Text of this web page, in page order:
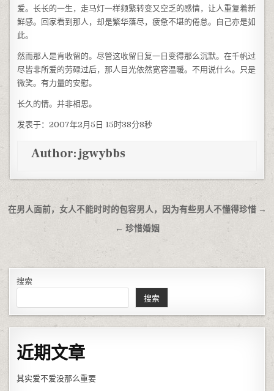
爱。长长的一生，走马灯一样频繁转变又空乏的感情，让人重复着新
鲜感。回家看到那人，却是繁华落尽，疲惫不堪的倦怠。自己亦是如
此。
然而那人是肯收留的。尽管这收留日复一日变得那么沉默。在千帆过
尽皆非所爱的劳碌过后，那人目光依然宽容温暖。不用说什么。只是
微笑。有力量的安慰。
长久的情。并非相思。
发表于：2007年2月5日 15时38分8秒
Author:jgwybbs
文章导航
在男人面前，女人不能时时的包容男人，因为有些男人不懂得珍惜 →
← 珍惜婚姻
搜索
搜索
近期文章
其实爱不爱没那么重要